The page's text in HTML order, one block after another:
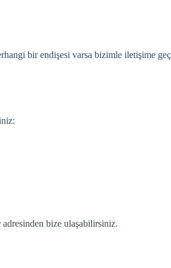
bir endişesi varsa bizimle iletişime
adresinden bize ulaşabilirsiniz.